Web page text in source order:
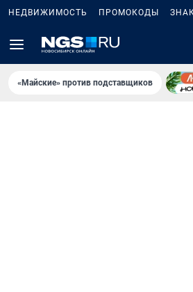
НЕДВИЖИМОСТЬ ПРОМОКОДЫ
«Майские» против подставщиков